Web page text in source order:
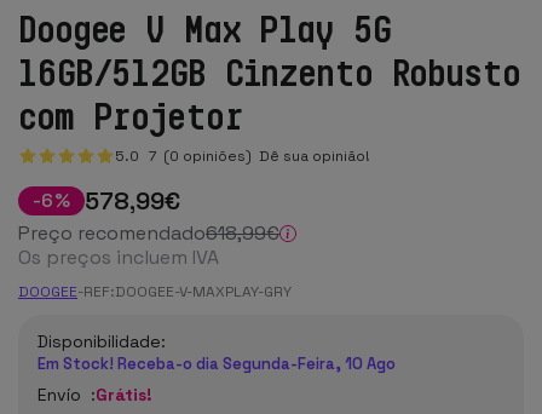
Doogee V Max Play 5G
16GB/512GB Cinzento Robusto
com Projetor
5.0 7 (0 opiniões) Dê sua opinião!
-6% 578,99€
Preço recomendado618,99€
Os preços incluem IVA
DOOGEE-REF:DOOGEE-V-MAXPLAY-GRY
Disponibilidade:
Em Stock! Receba-o dia Segunda-Feira, 10 Ago
Envío :Grátis!